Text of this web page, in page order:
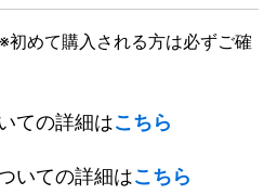
※初めて購入される方は必ずご確
ての詳細はこちら
いての詳細はこちら